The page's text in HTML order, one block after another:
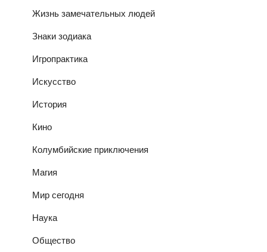
Жизнь замечательных людей
Знаки зодиака
Игропрактика
Искусство
История
Кино
Колумбийские приключения
Магия
Мир сегодня
Наука
Общество